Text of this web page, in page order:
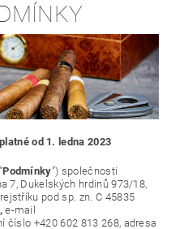
od 1. ledna 2023
Podmínky”) společnosti
7, Dukelských hrdinů 973/18,
pod sp. zn. C 45835
,e-mail
číslo +420 602 813 268, adresa